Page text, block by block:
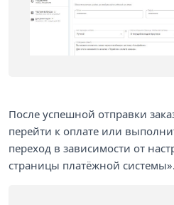
После успешной отправки
перейти к оплате или
переход в зависимости от
страницы платёжной системы».